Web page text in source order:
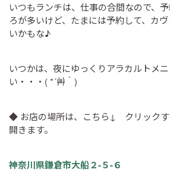
いつもランチは、仕事の合間なので、
ろが多いけど、たまには予約して、カ
いかもな♪
いつかは、夜にゆっくりアラカルトメ
い・・・( *´艸｀)
◆ お店の場所は、こちら↓ クリックす
開きます。
神奈川県鎌倉市大船２-５-６